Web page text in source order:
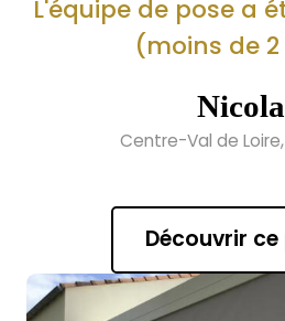
L'équipe de pose a
(moins de
Centre-Val de
Découvrir